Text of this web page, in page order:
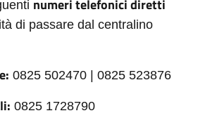
numeritelefonici diretti
di passare dal centralino
0825 502470 | 0825 523876
0825 1728790